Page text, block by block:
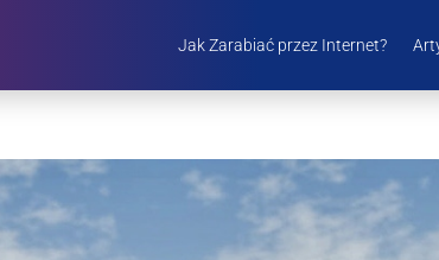
Jak Zarabiać przez Internet?